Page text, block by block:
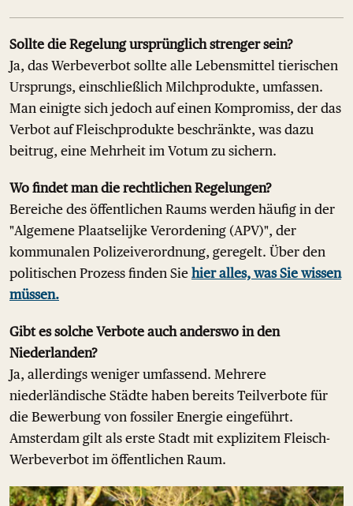
Sollte die Regelung ursprünglich strenger sein?
Ja, das Werbeverbot sollte alle Lebensmittel tierischen
Ursprungs, einschließlich Milchprodukte, umfassen.
Man einigte sich jedoch auf einen Kompromiss, der das
Verbot auf Fleischprodukte beschränkte, was dazu
beitrug, eine Mehrheit im Votum zu sichern.
Wo findet man die rechtlichen Regelungen?
Bereiche des öffentlichen Raums werden häufig in der
"Algemene Plaatselijke Verordening (APV)", der
kommunalen Polizeiverordnung, geregelt. Über den
politischen Prozess finden Sie hier alles, was Sie wissen
müssen.
Gibt es solche Verbote auch anderswo in den
Niederlanden?
Ja, allerdings weniger umfassend. Mehrere
niederländische Städte haben bereits Teilverbote für
die Bewerbung von fossiler Energie eingeführt.
Amsterdam gilt als erste Stadt mit explizitem Fleisch-
Werbeverbot im öffentlichen Raum.